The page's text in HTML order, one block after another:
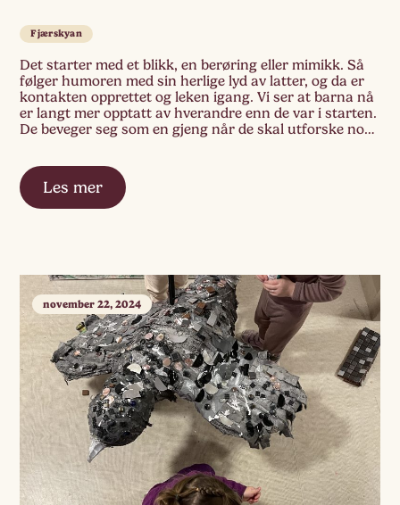
Fjærskyan
Det starter med et blikk, en berøring eller mimikk. Så
følger humoren med sin herlige lyd av latter, og da er
kontakten opprettet og leken igang. Vi ser at barna nå
er langt mer opptatt av hverandre enn de var i starten.
De beveger seg som en gjeng når de skal utforske noe
Les mer
november 22, 2024